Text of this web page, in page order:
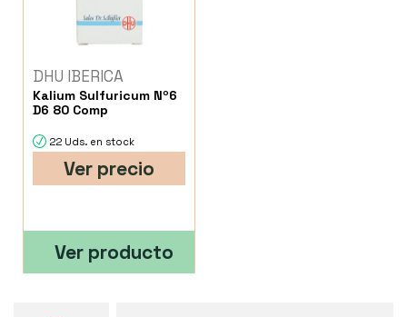
DHU IBERICA
Kalium Sulfuricum Nº6
D6 80 Comp
22 Uds. en stock
Ver precio
Ver producto